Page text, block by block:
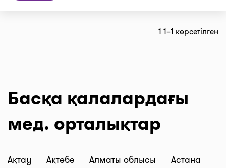
1 1–1 көрсетілген
Басқа қалалардағы
мед. орталықтар
Ақтау Ақтөбе Алматы облысы
Астана